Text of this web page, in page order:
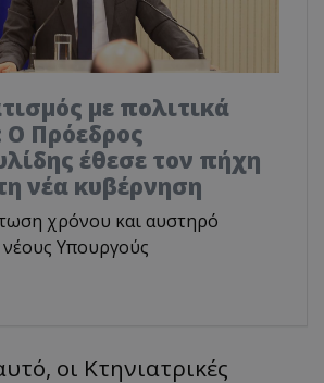
με πολιτικά
Ο Πρόεδρος
έθεσε τον πήχη
νέα κυβέρνηση
χρόνου και αυστηρό
Υπουργούς
οι Κτηνιατρικές